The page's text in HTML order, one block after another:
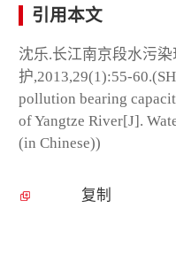
引用本文
沈乐.长江南京段水污
护,2013,29(1):55-
pollution bearing
of Yangtze River[J].
(in Chinese))
复制